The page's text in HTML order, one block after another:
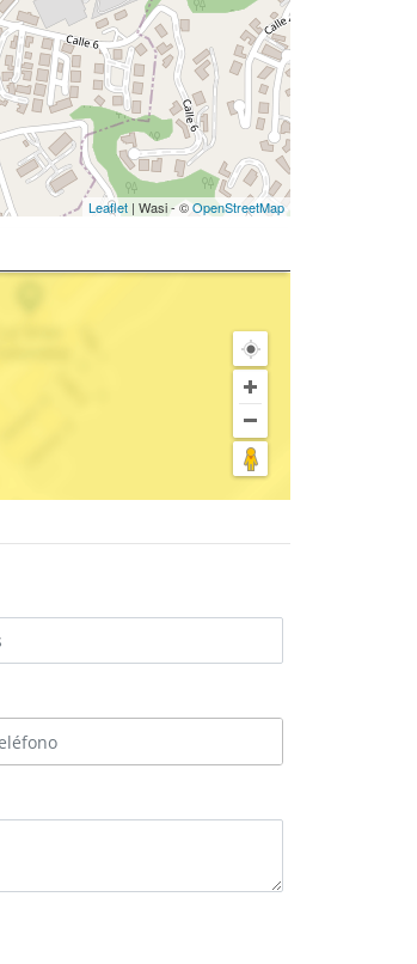
Leaflet | Wasi - ©OpenStreetMap